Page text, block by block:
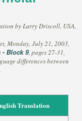
by Larry Driscoll, USA,
Monday, July 21, 2003,
- Block 9, pages 27-31,
differences between
Translation